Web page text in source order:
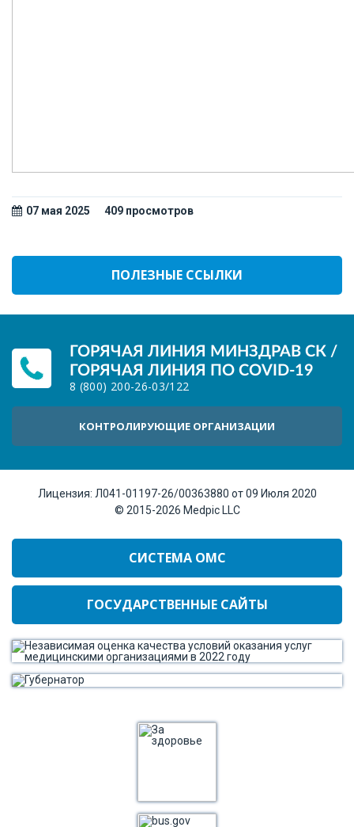
07 мая 2025 409 просмотров
ПОЛЕЗНЫЕ ССЫЛКИ
ГОРЯЧАЯ ЛИНИЯ МИНЗДРАВ СК /
ГОРЯЧАЯ ЛИНИЯ ПО COVID-19
8 (800) 200-26-03/122
КОНТРОЛИРУЮЩИЕ ОРГАНИЗАЦИИ
Лицензия: Л041-01197-26/00363880 от 09 Июля 2020
© 2015-2026 Medpic LLC
СИСТЕМА ОМС
ГОСУДАРСТВЕННЫЕ САЙТЫ